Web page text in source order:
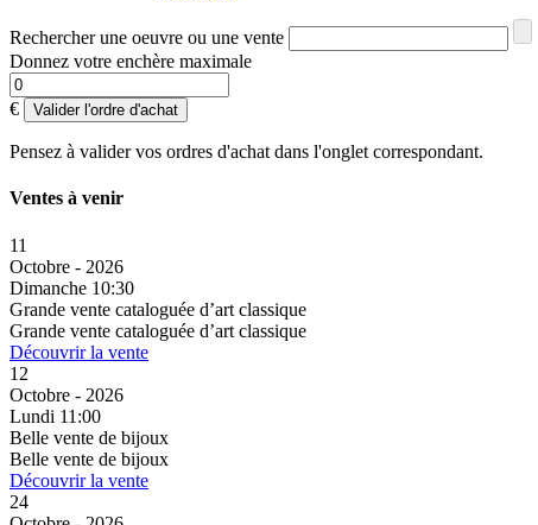
Rechercher une oeuvre ou une vente
Donnez votre enchère maximale
€ Valider l'ordre d'achat
Pensez à valider vos ordres d'achat dans l'onglet correspondant.
Ventes à venir
11
Octobre - 2026
Dimanche 10:30
Grande vente cataloguée d’art classique
Grande vente cataloguée d’art classique
Découvrir la vente
12
Octobre - 2026
Lundi 11:00
Belle vente de bijoux
Belle vente de bijoux
Découvrir la vente
24